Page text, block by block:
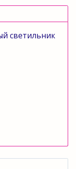
светильник